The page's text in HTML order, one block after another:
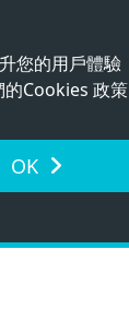
您的用戶體驗
Cookies 政
OK